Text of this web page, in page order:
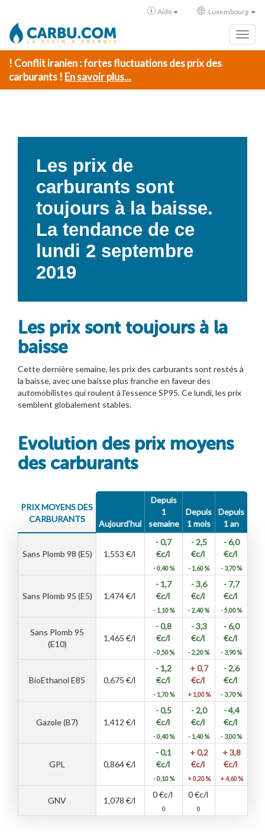
Aide Luxembourg
! Conflit iranien : fortes fluctuations des prix des
carburants ! En savoir plus...
Les prix de
carburants sont
toujours à la baisse.
La tendance de ce
lundi 2 septembre
2019
Les prix sont toujours à la
baisse
Cette dernière semaine, les prix des carburants sont restés à
la baisse, avec une baisse plus franche en faveur des
automobilistes qui roulent à l'essence SP95. Ce lundi, les prix
semblent globalement stables.
Evolution des prix moyens
des carburants
PRIX MOYENS DES
CARBURANTS
Aujourd'hui
Depuis
1
semaine
Depuis
1 mois
Depuis
1 an
Sans Plomb 98 (E5) 1,553 €/l
- 0,7
€c/l
- 0,40 %
- 2,5
€c/l
- 1,60 %
- 6,0
€c/l
- 3,70 %
Sans Plomb 95 (E5) 1,474€/l
- 1,7
€c/l
- 1,10 %
- 3,6
€c/l
- 2,40 %
- 7,7
€c/l
- 5,00 %
Sans Plomb 95
(E10)
1,465 €/l
- 0,8
€c/l
- 0,50 %
- 3,3
€c/l
- 2,20 %
- 6,0
€c/l
- 3,90 %
BioEthanol E85 0,675 €/l
- 1,2
€c/l
- 1,70 %
+ 0,7
€c/l
+ 1,00 %
- 2,6
€c/l
- 3,70 %
Gazole (B7) 1,412 €/l
- 0,5
€c/l
- 0,40 %
- 2,0
€c/l
- 1,40 %
- 4,4
€c/l
- 3,00 %
GPL 0,864€/l
- 0,1
€c/l
- 0,10 %
+ 0,2
€c/l
+ 0,20 %
+ 3,8
€c/l
+ 4,60 %
GNV 1,078 €/l
0€c/l
0
0€c/l
0